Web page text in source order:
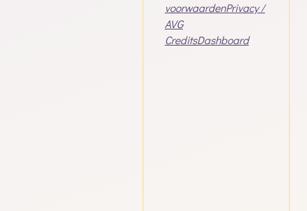
voorwaardenPrivacy /
AVG
CreditsDashboard